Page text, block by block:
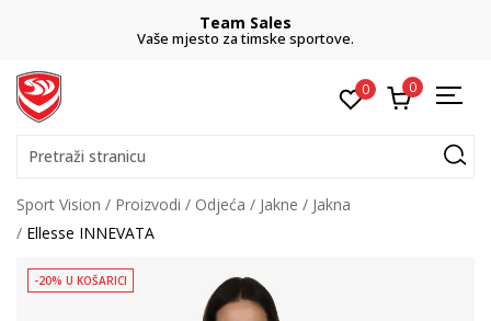
Team Sales
Vaše mjesto za timske sportove.
0 0
Pretraži stranicu
Sport Vision Proizvodi Odjeća Jakne
Jakna
Ellesse INNEVATA
-20% U KOŠARICI